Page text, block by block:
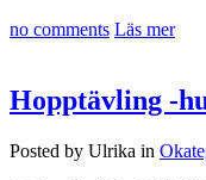
no comments Läs mer
Hopptävling -
Posted by Ulrika in